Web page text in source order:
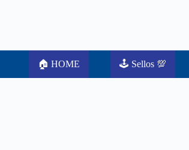
🏠 HOME 🕹️ Sellos 💯